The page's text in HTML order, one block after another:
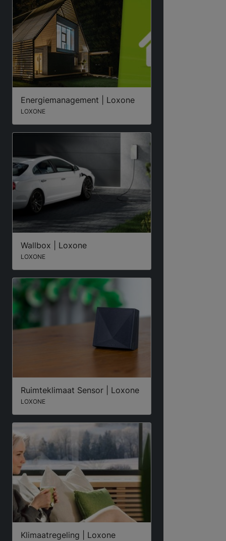
Energiemanagement | Loxone
LOXONE
Wallbox | Loxone
LOXONE
Ruimteklimaat Sensor | Loxone
LOXONE
Klimaatregeling | Loxone